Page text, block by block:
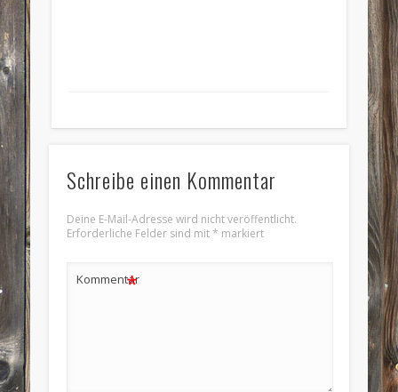
Schreibe einen Kommentar
Deine E-Mail-Adresse wird nicht veröffentlicht.
Erforderliche Felder sind mit* markiert
Kommentar
*